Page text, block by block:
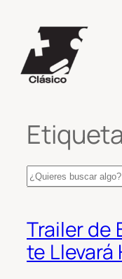
contenido
Search
Trailer de
te Llevará